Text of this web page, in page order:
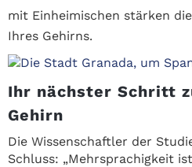
mit Einheimischen stärken
Ihres Gehirns.
Ihr nächster Schritt
Gehirn
Die Wissenschaftler der
Schluss: „Mehrsprachigkeit